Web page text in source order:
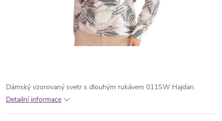
Dámský vzorovaný svetr s dlouhým rukávem 011SW Hajdan.
Detailní informace